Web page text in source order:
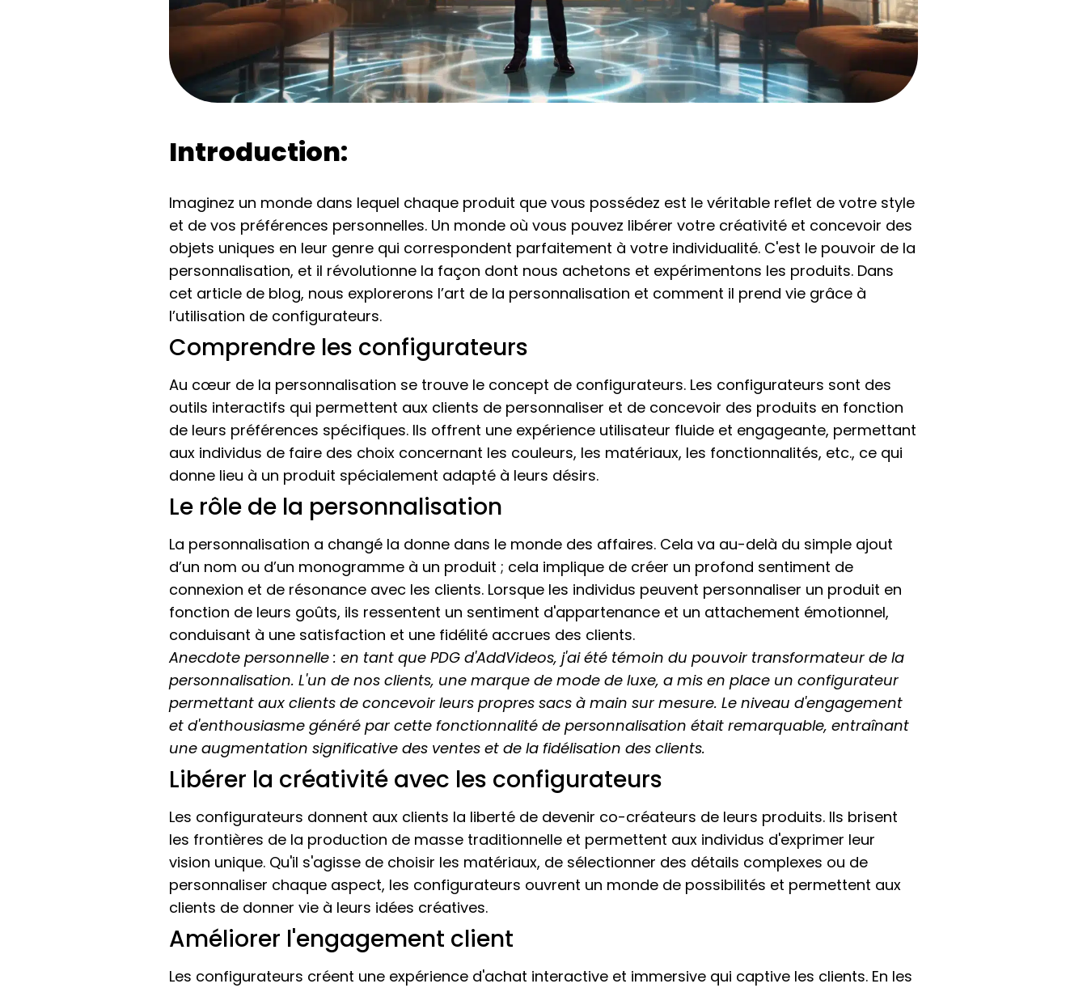
Introduction:
Imaginez un monde dans lequel chaque produit que vous possédez est le véritable reflet de votre style
et de vos préférences personnelles. Un monde où vous pouvez libérer votre créativité et concevoir des
objets uniques en leur genre qui correspondent parfaitement à votre individualité. C'est le pouvoir de la
personnalisation, et il révolutionne la façon dont nous achetons et expérimentons les produits. Dans
cet article de blog, nous explorerons l’art de la personnalisation et comment il prend vie grâce à
l’utilisation de configurateurs.
Comprendre les configurateurs
Au cœur de la personnalisation se trouve le concept de configurateurs. Les configurateurs sont des
outils interactifs qui permettent aux clients de personnaliser et de concevoir des produits en fonction
de leurs préférences spécifiques. Ils offrent une expérience utilisateur fluide et engageante, permettant
aux individus de faire des choix concernant les couleurs, les matériaux, les fonctionnalités, etc., ce qui
donne lieu à un produit spécialement adapté à leurs désirs.
Le rôle de la personnalisation
La personnalisation a changé la donne dans le monde des affaires. Cela va au-delà du simple ajout
d’un nom ou d’un monogramme à un produit ; cela implique de créer un profond sentiment de
connexion et de résonance avec les clients. Lorsque les individus peuvent personnaliser un produit en
fonction de leurs goûts, ils ressentent un sentiment d'appartenance et un attachement émotionnel,
conduisant à une satisfaction et une fidélité accrues des clients.
Anecdote personnelle : en tant que PDG d'AddVideos, j'ai été témoin du pouvoir transformateur de la
personnalisation. L'un de nos clients, une marque de mode de luxe, a mis en place un configurateur
permettant aux clients de concevoir leurs propres sacs à main sur mesure. Le niveau d'engagement
et d'enthousiasme généré par cette fonctionnalité de personnalisation était remarquable, entraînant
une augmentation significative des ventes et de la fidélisation des clients.
Libérer la créativité avec les configurateurs
Les configurateurs donnent aux clients la liberté de devenir co-créateurs de leurs produits. Ils brisent
les frontières de la production de masse traditionnelle et permettent aux individus d'exprimer leur
vision unique. Qu'il s'agisse de choisir les matériaux, de sélectionner des détails complexes ou de
personnaliser chaque aspect, les configurateurs ouvrent un monde de possibilités et permettent aux
clients de donner vie à leurs idées créatives.
Améliorer l'engagement client
Les configurateurs créent une expérience d'achat interactive et immersive qui captive les clients. En les